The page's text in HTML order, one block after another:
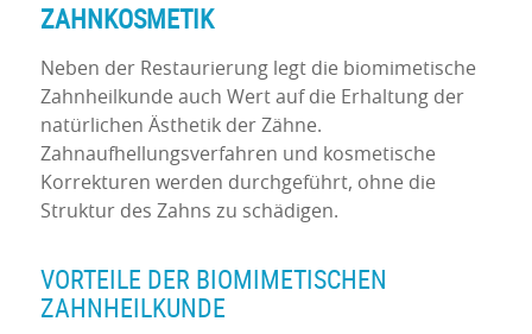
ZAHNKOSMETIK
Neben der Restaurierung legt die biomimetische
Zahnheilkunde auch Wert auf die Erhaltung der
natürlichen Ästhetik der Zähne.
Zahnaufhellungsverfahren und kosmetische
Korrekturen werden durchgeführt, ohne die
Struktur des Zahns zu schädigen.
VORTEILE DER BIOMIMETISCHEN
ZAHNHEILKUNDE